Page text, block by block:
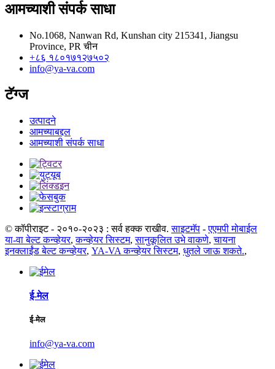
आमच्याशी संपर्क साधा
No.1068, Nanwan Rd, Kunshan city 215341, Jiangsu
Province, PR चीन
+८६ १८०१७१२७५०२
info@ya-va.com
टॅग्ज
उत्पादने
आमच्याबद्दल
आमच्याशी संपर्क साधा
© कॉपीराइट - २०१०-२०२३ : सर्व हक्क राखीव. साइटमॅप -एएमपी मोबाईल
या-वा बेल्ट कन्व्हेयर,कन्व्हेयर सिस्टम,सानुकूलित उभे वाकणे,चायना
इनक्लाईंड बेल्ट कन्व्हेयर, YA-VA कन्व्हेयर सिस्टम, धुतले जाऊ शकते.,
ई-मेल
ई-मेल
info@ya-va.com